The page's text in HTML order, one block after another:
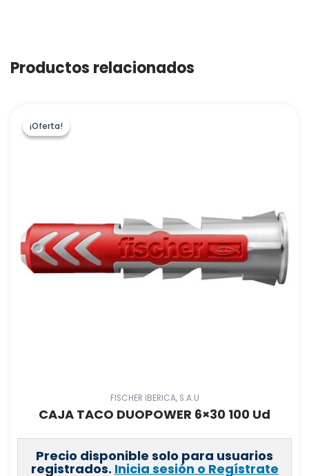
Productos relacionados
¡Oferta!
¡Oferta!
FISCHER IBERICA, S.A.U
CAJA TACO DUOPOWER 6×30 100 Ud
Precio disponible solo para usuarios
registrados. Inicia sesión o Regístrate